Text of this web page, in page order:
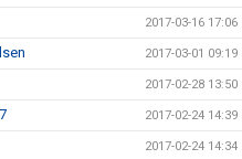
2017-03-16 17:06
2017-03-01 09:19
2017-02-28 13:50
2017-02-24 14:39
2017-02-24 14:34